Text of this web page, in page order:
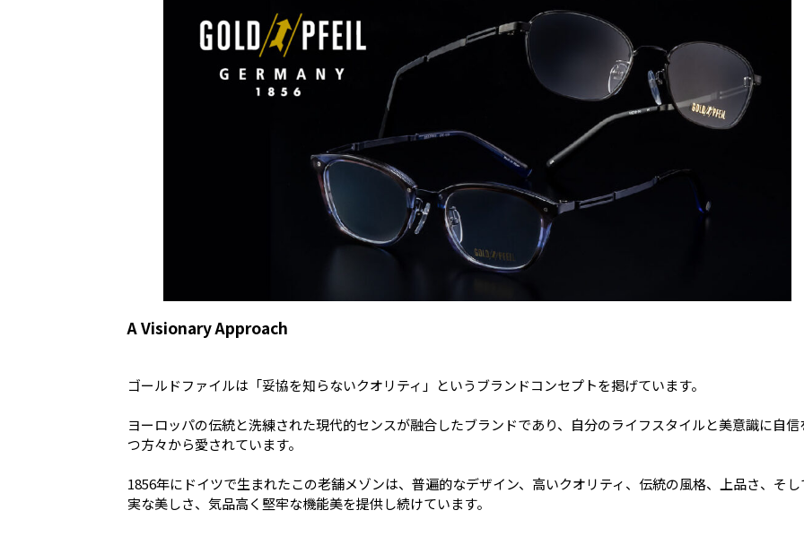
A Visionary Approach
ゴールドファイルは「妥協を知らないクオリティ」というブランドコンセプトを掲げています。
ヨーロッパの伝統と洗練された現代的センスが融合したブランドであり、自分のライフスタイルと美意識に自信
つ方々から愛されています。
1856年にドイツで生まれたこの老舗メゾンは、普遍的なデザイン、高いクオリティ、伝統の風格、上品さ、そ
実な美しさ、気品高く堅牢な機能美を提供し続けています。